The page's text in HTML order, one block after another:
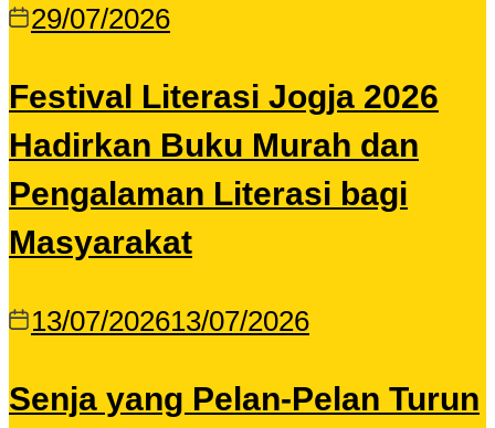
29/07/2026
Festival Literasi Jogja 2026
Hadirkan Buku Murah dan
Pengalaman Literasi bagi
Masyarakat
13/07/202613/07/2026
Senja yang Pelan-Pelan Turun